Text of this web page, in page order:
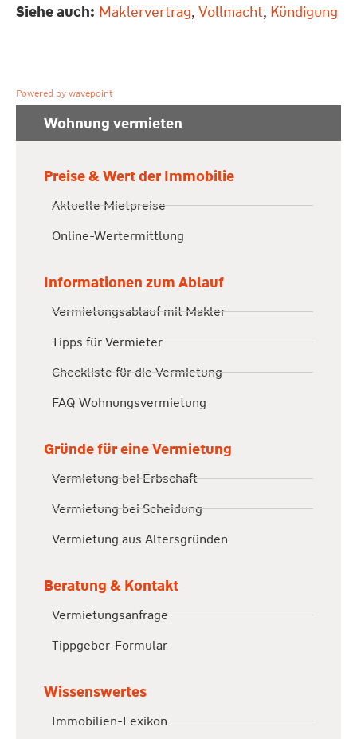
Siehe auch: Maklervertrag, Vollmacht, Kündigung
Powered by wavepoint
Wohnung vermieten
Preise & Wert der Immobilie
Aktuelle Mietpreise
Online-Wertermittlung
Informationen zum Ablauf
Vermietungsablauf mit Makler
Tipps für Vermieter
Checkliste für die Vermietung
FAQ Wohnungsvermietung
Gründe für eine Vermietung
Vermietung bei Erbschaft
Vermietung bei Scheidung
Vermietung aus Altersgründen
Beratung & Kontakt
Vermietungsanfrage
Tippgeber-Formular
Wissenswertes
Immobilien-Lexikon